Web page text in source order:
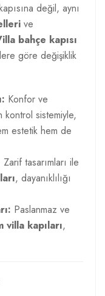
değil, aynı
ve
bahçe kapısı
göre değişiklik
Konfor ve
kontrol sistemiyle,
estetik hem de
Zarif tasarımları ile
, dayanıklılığı
Paslanmaz ve
villa kapıları,